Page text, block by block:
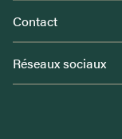
Contact
Réseaux sociaux